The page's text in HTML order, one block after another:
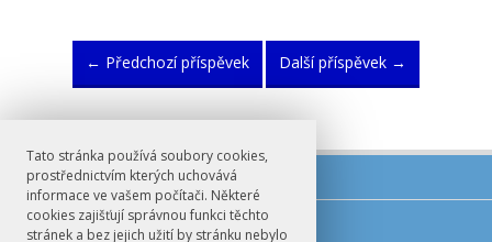
Tato stránka používá soubory cookies,
prostřednictvím kterých uchovává
informace ve vašem počítači. Některé
cookies zajišťují správnou funkci těchto
stránek a bez jejich užití by stránku nebylo
← Předchozí příspěvek Další příspěvek →
E-mail